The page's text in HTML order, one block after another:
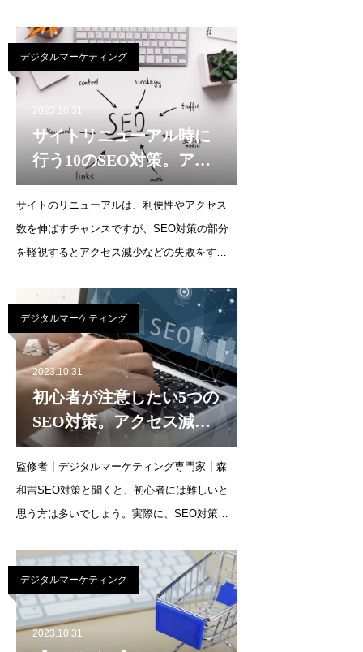
います。そこで今回は、東京のWeb集客コン
サルティング会社に強いおすすめの制作会社
をご紹介します。
デジタルマーケティング
2023.10.31
サイトリニューアル時に
行う10のSEO対策。アク
セス減少した失敗例や注
意すること
サイトのリニューアルは、利便性やアクセス
数を伸ばすチャンスですが、SEO対策の部分
を軽視するとアクセス減少などの失敗をする
抑えておきたいSEO対策や失敗例、注意点に
ついて解説します。サイトリニューア
デジタルマーケティング
2023.10.31
初心者が注意したい5つの
SEO対策。アクセス減少
した失敗例や注意するこ
と
監修者┃デジタルマーケティング専門家┃森
和吉SEO対策と聞くと、初心者には難しいと
思う方は多いでしょう。実際に、SEO対策に
あります。しかし、注意点やポイントを押さ
えることでこうした失敗は回避が可能です。
デジタルマーケティング
2023.10.31